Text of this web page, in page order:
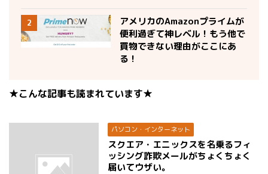
2
アメリカのAmazonプライムが
便利過ぎて神レベル！もう他で
買物できない理由がここにあ
る！
★こんな記事も読まれています★
パソコン・インターネット
スクエア・エニックスを名乗るフィ
ッシング詐欺メールがちょくちょく
届いてウザい。